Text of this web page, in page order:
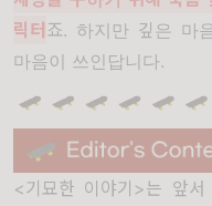
릭터 죠. 하지만 깊은 마
마음이 쓰인답니다.
<기묘한 이야기>는 앞